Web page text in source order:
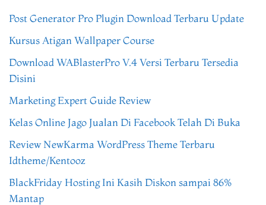
Post Generator Pro Plugin Download Terbaru Update
Kursus Atigan Wallpaper Course
Download WABlasterPro V.4 Versi Terbaru Tersedia
Disini
Marketing Expert Guide Review
Kelas Online Jago Jualan Di Facebook Telah Di Buka
Review NewKarma WordPress Theme Terbaru
Idtheme/Kentooz
BlackFriday Hosting Ini Kasih Diskon sampai 86%
Mantap